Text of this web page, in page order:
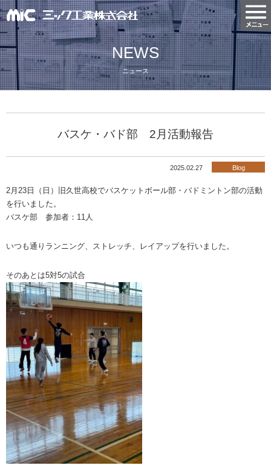
NEWS
ニュース
バスケ・バド部 2月活動報告
2025.02.27 Blog
2月23日（日）旧久世高校でバスケットボール部・バドミントン部の活動
を行いました。
バスケ部 参加者：11人
いつも通りランニング、ストレッチ、レイアップを行いました。
そのあとは5対5の試合